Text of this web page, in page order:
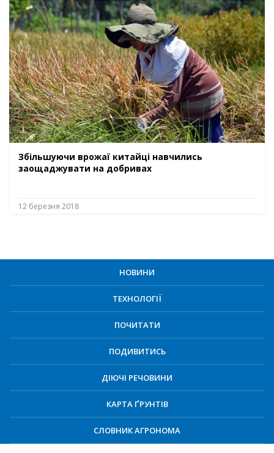
Збільшуючи врожаї китайці навчились
заощаджувати на добривах
12 березня 2018
НОВИНИ
ТЕХНОЛОГІЇ
ПОЧИТАТИ
ПОДИВИТИСЬ
ДІЮЧІ РЕЧОВИНИ
КАРТА ҐРУНТІВ
СЛОВНИК АГРОНОМА